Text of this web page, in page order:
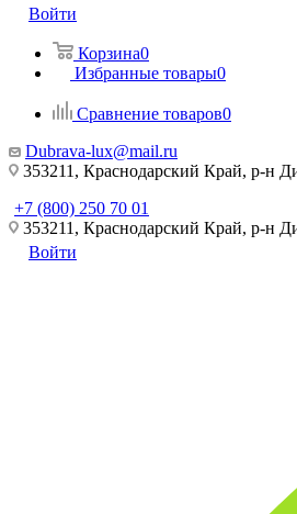
Войти
Корзина0
Избранные товары0
Сравнение товаров0
Dubrava-lux@mail.ru
353211, Краснодарский Край, р-н
+7 (800) 250 70 01
353211, Краснодарский Край, р-н
Войти